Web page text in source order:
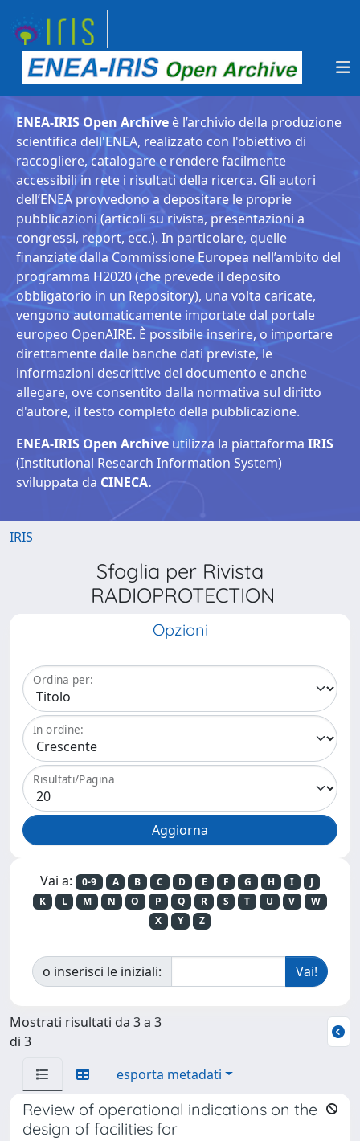
ENEA-IRIS Open Archive è l’archivio della produzione
scientifica dell'ENEA, realizzato con l'obiettivo di
raccogliere, catalogare e rendere facilmente
accessibili in rete i risultati della ricerca. Gli autori
dell’ENEA provvedono a depositare le proprie
pubblicazioni (articoli su rivista, presentazioni a
congressi, report, ecc.). In particolare, quelle
finanziate dalla Commissione Europea nell’ambito del
programma H2020 (che prevede il deposito
obbligatorio in un Repository), una volta caricate,
vengono automaticamente importate dal portale
europeo OpenAIRE. È possibile inserire, o importare
direttamente dalle banche dati previste, le
informazioni descrittive del documento e anche
allegare, ove consentito dalla normativa sul diritto
d'autore, il testo completo della pubblicazione.
ENEA-IRIS Open Archive utilizza la piattaforma IRIS
(Institutional Research Information System)
sviluppata da CINECA.
IRIS
Sfoglia per Rivista
RADIOPROTECTION
Opzioni
Ordina per:
In ordine:
Risultati/Pagina
Vai a: 0-9 A B C D E F G H I
J
K
L M N O P Q R S T U V
W
X
Y Z
o inserisci le iniziali:
Mostrati risultati da 3 a 3
di 3
esporta metadati
Review of operational indications on the
design of facilities for